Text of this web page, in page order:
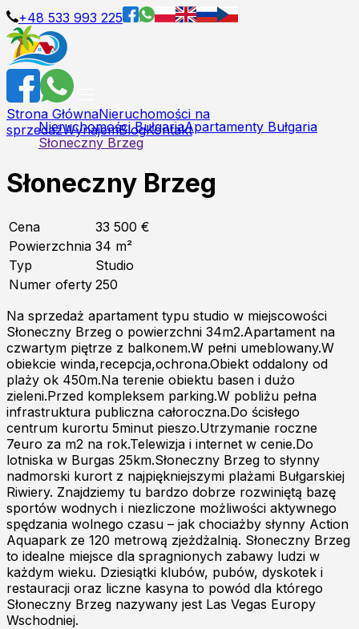
+48 533 993 225
Strona GłównaNieruchomości na
sprzedażWynajemBlogKontakt
Nieruchomości BułgariaApartamenty Bułgaria
Słoneczny Brzeg
Słoneczny Brzeg
Cena
33 500 €
Powierzchnia 34 m²
Typ
Studio
Numer oferty 250
Na sprzedaż apartament typu studio w miejscowości
Słoneczny Brzeg o powierzchni 34m2.Apartament na
czwartym piętrze z balkonem.W pełni umeblowany.W
obiekcie winda,recepcja,ochrona.Obiekt oddalony od
plaży ok 450m.Na terenie obiektu basen i dużo
zieleni.Przed kompleksem parking.W pobliżu pełna
infrastruktura publiczna całoroczna.Do ścisłego
centrum kurortu 5minut pieszo.Utrzymanie roczne
7euro za m2 na rok.Telewizja i internet w cenie.Do
lotniska w Burgas 25km.Słoneczny Brzeg to słynny
nadmorski kurort z najpiękniejszymi plażami Bułgarskiej
Riwiery. Znajdziemy tu bardzo dobrze rozwiniętą bazę
sportów wodnych i niezliczone możliwości aktywnego
spędzania wolnego czasu – jak chociażby słynny Action
Aquapark ze 120 metrową zjeżdżalnią. Słoneczny Brzeg
to idealne miejsce dla spragnionych zabawy ludzi w
każdym wieku. Dziesiątki klubów, pubów, dyskotek i
restauracji oraz liczne kasyna to powód dla którego
Słoneczny Brzeg nazywany jest Las Vegas Europy
Wschodniej.